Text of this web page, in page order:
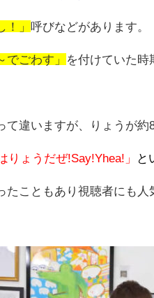
！」 呼びなどがあります。
でごわす」 を付けていた時
て違いますが、りょうが
りょうだぜ!Say!Yhea!」 と
たこともあり視聴者にも人